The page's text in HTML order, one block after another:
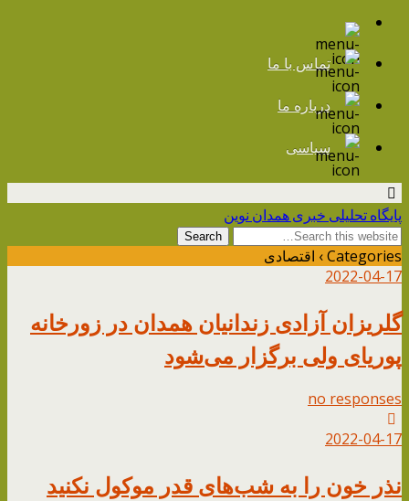
تماس با ما
درباره ما
سیاسی
پایگاه تحلیلی خبری همدان نوین
Categories ›
اقتصادی
2022-04-17
گلریزان آزادی زندانیان همدان در زورخانه
پوریای ولی برگزار می‌شود
no responses
2022-04-17
نذر خون را به شب‌های قدر موکول نکنید